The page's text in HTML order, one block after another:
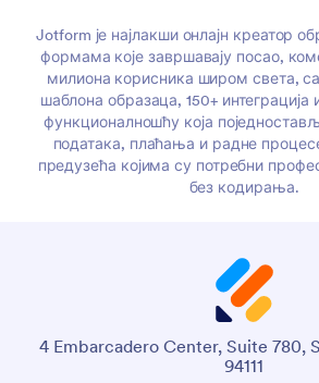
Jotform је најлакши онлајн креатор
формама које завршавају посао,
милиона корисника широм света,
шаблона образаца, 150+ интеграција
функционалношћу која
података, плаћања и радне
предузећа којима су потребни
без кодирања.
4 Embarcadero Center, Suite 780,
94111